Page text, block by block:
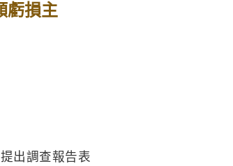
虧損主
出調查報告表